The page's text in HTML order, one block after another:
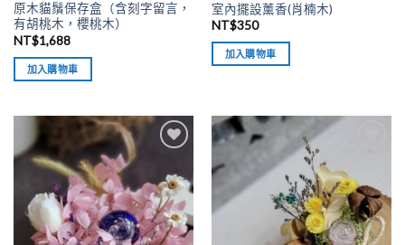
原木貓鬚保存盒（含刻字留言，
有胡桃木，櫻桃木）
NT$1,688
加入購物車
室內擺設薰香(肖楠木)
NT$350
加入購物車
「願
望清
單」
望清
單」